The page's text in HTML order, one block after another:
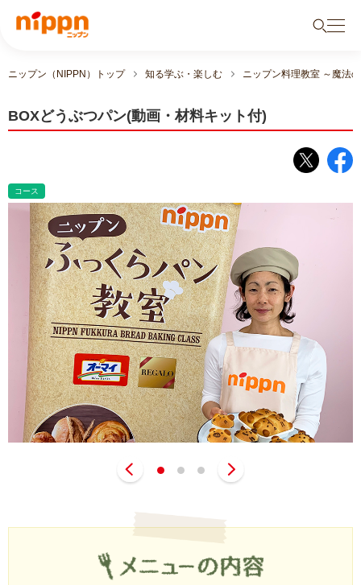
ニップン（NIPPN）トップ 知る学ぶ・楽しむ ニップン料理教室 ～魔法
BOXどうぶつパン(動画・材料キット付)
コース